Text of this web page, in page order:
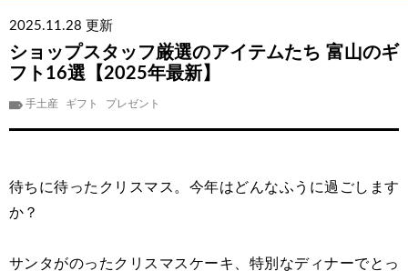
2025.11.28 更新
ショップスタッフ厳選のアイテムたち 富山のギ
フト16選【2025年最新】
手土産 ギフト プレゼント
待ちに待ったクリスマス。今年はどんなふうに過ごします
か？
サンタがのったクリスマスケーキ、特別なディナーでとっ